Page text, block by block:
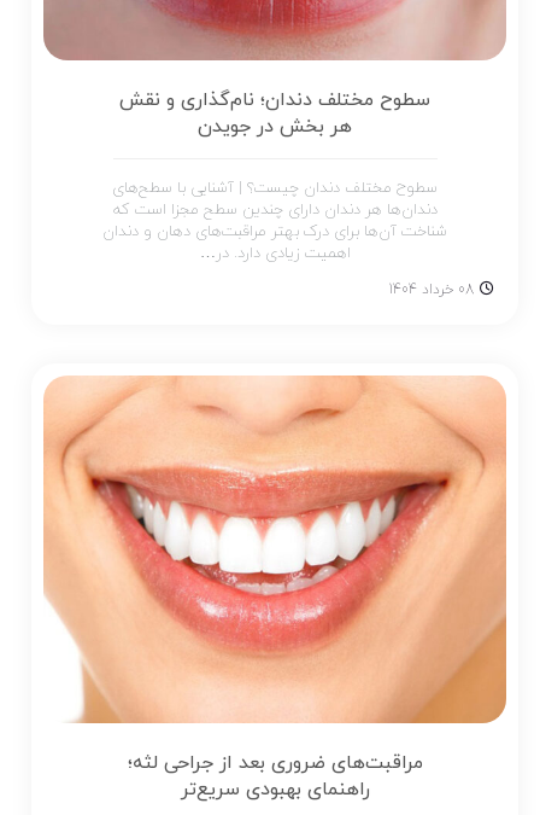
سطوح مختلف دندان؛ نام‌گذاری و نقش
هر بخش در جویدن
سطوح مختلف دندان چیست؟ | آشنایی با سطح‌های
دندان‌ها هر دندان دارای چندین سطح مجزا است که
شناخت آن‌ها برای درک بهتر مراقبت‌های دهان و دندان
اهمیت زیادی دارد. در…
08 خرداد 1404
مراقبت‌های ضروری بعد از جراحی لثه؛
راهنمای بهبودی سریع‌تر